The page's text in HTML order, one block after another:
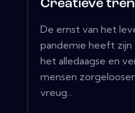
Creatieve
De ernst van het
pandemie heeft zijn
het alledaagse en
mensen
vreug...